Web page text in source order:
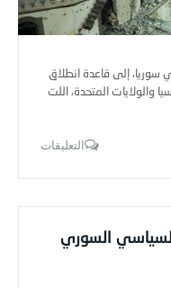
إلى قاعدة انطلاق
والولايات المتحدة، اللت
التعليقات
السوري